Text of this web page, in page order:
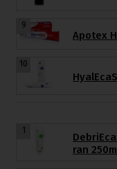
9
Apotex
10
1
ran